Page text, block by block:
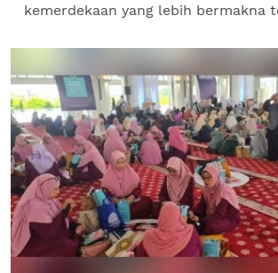
kemerdekaan yang lebih bermakna
Melaka, Atikah Amir...